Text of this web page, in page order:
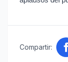
Compartir: